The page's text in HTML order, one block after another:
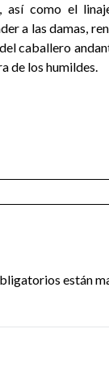
así como el
a las damas,
caballero
de los humildes.
están